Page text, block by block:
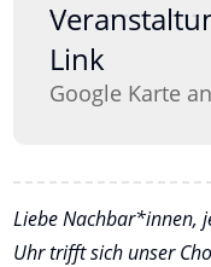
Link
Google Karte
Liebe Nachbar*innen,
Uhr trifft sich unser